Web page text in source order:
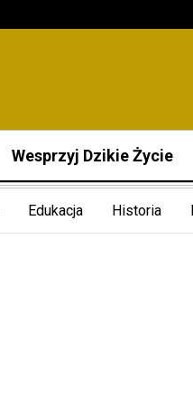
Wesprzyj Dzikie Życie
Edukacja Historia